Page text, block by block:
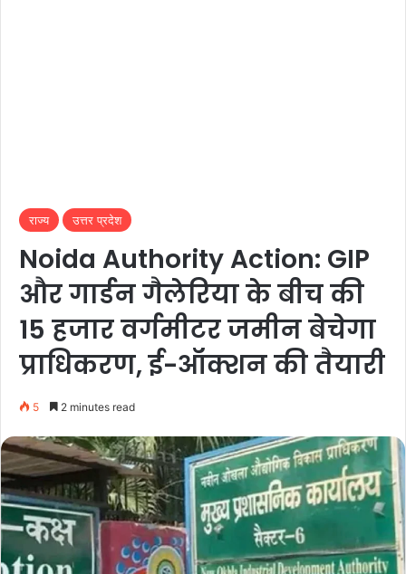
राज्य उत्तर प्रदेश
Noida Authority Action: GIP
और गार्डन गैलेरिया के बीच की
15 हजार वर्गमीटर जमीन बेचेगा
प्राधिकरण, ई-ऑक्शन की तैयारी
5 2 minutes read